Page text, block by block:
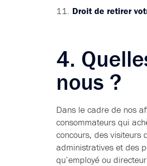
Droit de retirer
4.
nous ?
Dans le cadre de nos
consommateurs qui
concours, des visiteurs
administratives et des
qu’employé ou